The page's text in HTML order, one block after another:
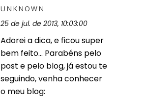
UNKNOWN
25 de jul. de 2013, 10:03:00
Adorei a dica, e ficou super
bem feito... Parabéns pelo
post e pelo blog, já estou te
seguindo, venha conhecer
o meu blog: